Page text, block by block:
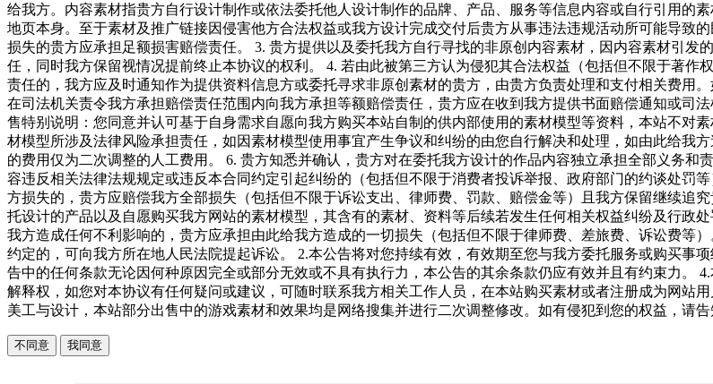
给我方。内容素材指贵方自行设计制作或依法委托他人设计制作的品牌、产品、服务等信息内容或自行引用的
地页本身。至于素材及推广链接因侵害他方合法权益或我方设计完成交付后贵方从事违法违规活动所可能导致
损失的贵方应承担足额损害赔偿责任。 3. 贵方提供以及委托我方自行寻找的非原创内容素材，因内容素材引
任，同时我方保留视情况提前终止本协议的权利。 4. 若由此被第三方认为侵犯其合法权益（包括但不限于著
责任的，我方应及时通知作为提供资料信息方或委托寻求非原创素材的贵方，由贵方负责处理和支付相关费用
在司法机关责令我方承担赔偿责任范围内向我方承担等额赔偿责任，贵方应在收到我方提供书面赔偿通知或司
售特别说明：您同意并认可基于自身需求自愿向我方购买本站自制的供内部使用的素材模型等资料，本站不对
材模型所涉及法律风险承担责任，如因素材模型使用事宜产生争议和纠纷的由您自行解决和处理，如由此给我
的费用仅为二次调整的人工费用。 6. 贵方知悉并确认，贵方对在委托我方设计的作品内容独立承担全部义务
容违反相关法律法规规定或违反本合同约定引起纠纷的（包括但不限于消费者投诉举报、政府部门的约谈处罚
方损失的，贵方应赔偿我方全部损失（包括但不限于诉讼支出、律师费、罚款、赔偿金等）且我方保留继续追
托设计的产品以及自愿购买我方网站的素材模型，其含有的素材、资料等后续若发生任何相关权益纠纷及行政
我方造成任何不利影响的，贵方应承担由此给我方造成的一切损失（包括但不限于律师费、差旅费、诉讼费等
约定的，可向我方所在地人民法院提起诉讼。 2.本公告将对您持续有效，有效期至您与我方委托服务或购买事
告中的任何条款无论因何种原因完全或部分无效或不具有执行力，本公告的其余条款仍应有效并且有约束力。
解释权，如您对本协议有任何疑问或建议，可随时联系我方相关工作人员，在本站购买素材或者注册成为网站
美工与设计，本站部分出售中的游戏素材和效果均是网络搜集并进行二次调整修改。如有侵犯到您的权益，请告
不同意 我同意